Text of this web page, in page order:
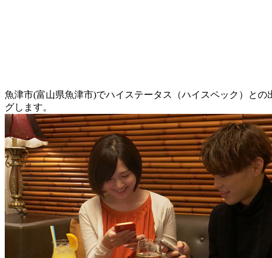
魚津市(富山県魚津市)でハイステータス（ハイスペック）と
グします。